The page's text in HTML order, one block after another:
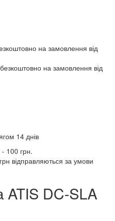
на замовлення від
безкоштовно на замовлення від
14 днів
100 грн.
відправляються за умови
ATIS DC-SLA